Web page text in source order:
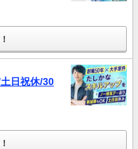
日祝休/30